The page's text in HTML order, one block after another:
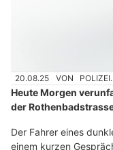
20.08.25 VON
Heute Morgen
der
Der Fahrer eines
einem kurzen